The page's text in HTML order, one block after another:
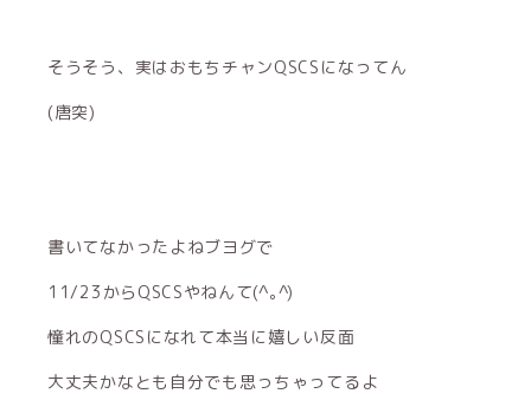
そうそう、実はおもちチャンQSCSになってん
(唐突)
書いてなかったよねブヨグで
11/23からQSCSやねんて(^｡^)
憧れのQSCSになれて本当に嬉しい反面
大丈夫かなとも自分でも思っちゃってるよ